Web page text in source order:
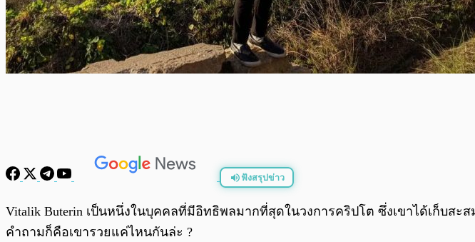
ฟังสรุปข่าว
พร้อมเล่น
Vitalik Buterin เป็นหนึ่งในบุคคลที่มีอิทธิพลมากที่สุดในวงการคริปโต ซึ่งเขาได้เก็บส
คำถามก็คือเขารวยแค่ไหนกันล่ะ ?